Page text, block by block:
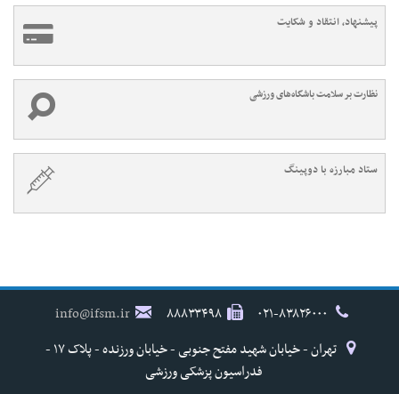
پیشنهاد، انتقاد و شکایت
نظارت بر سلامت باشگاه‌های ورزشی
ستاد مبارزه با دوپینگ
۸۸۸۳۳۴۹۸
info@ifsm.ir
تهران - خیابان شهید مفتح جنوبی - خیابان ورزنده - پلاک ۱۷ -
فدراسیون پزشکی ورزشی